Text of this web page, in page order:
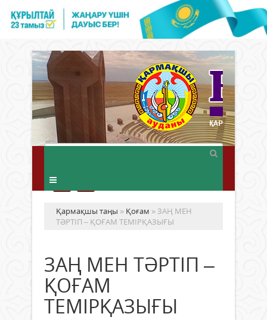
Қармақшы таңы » Қоғам » ЗАҢ МЕН
ТӘРТІП – ҚОҒАМ ТЕМІРҚАЗЫҒЫ
ЗАҢ МЕН ТӘРТІП –
ҚОҒАМ
ТЕМІРҚАЗЫҒЫ